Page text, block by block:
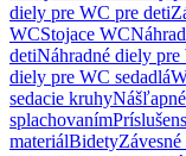
diely pre WC pre deti
WCStojace WC
detiNáhradné diely pre
diely pre WC sedadlá
sedacie kruhy
splachovaním
materiálBidety